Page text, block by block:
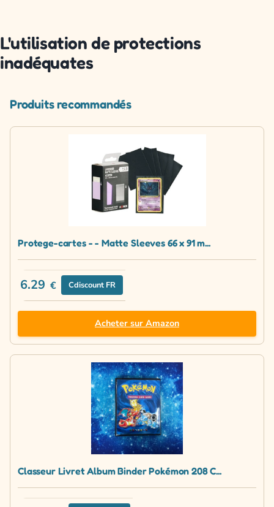
L'utilisation de protections
inadéquates
Produits recommandés
Protege-cartes - - Matte Sleeves 66 x 91 m...
6.29 € Cdiscount FR
Acheter sur Amazon
Classeur Livret Album Binder Pokémon 208 C...